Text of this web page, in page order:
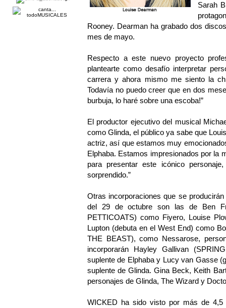
Sarah
Rooney. Dearman ha grabado dos
mes de mayo.
Respecto a este nuevo proyecto
plantearte como desafío interpretar
carrera y ahora mismo me siento la
Todavía no puedo creer que en dos
burbuja, lo haré sobre una escoba!”
El productor ejecutivo del musical
como Glinda, el público ya sabe que
actriz, así que estamos muy
Elphaba. Estamos impresionados por la
para presentar este icónico
sorprendido.”
Otras incorporaciones que se
del 29 de octubre son las de Ben
PETTICOATS) como Fiyero, Louise
Lupton (debuta en el West End) como
THE BEAST), como Nessarose,
incorporarán Hayley Gallivan
suplente de Elphaba y Lucy van Gasse
suplente de Glinda. Gina Beck, Keith
personajes de Glinda, The Wizard y
WICKED ha sido visto por más de